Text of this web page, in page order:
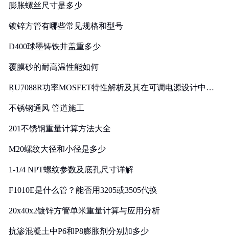
膨胀螺丝尺寸是多少
镀锌方管有哪些常见规格和型号
D400球墨铸铁井盖重多少
覆膜砂的耐高温性能如何
RU7088R功率MOSFET特性解析及其在可调电源设计中的
不锈钢通风 管道施工
201不锈钢重量计算方法大全
M20螺纹大径和小径是多少
1-1/4 NPT螺纹参数及底孔尺寸详解
F1010E是什么管？能否用3205或3505代换
20x40x2镀锌方管单米重量计算与应用分析
抗渗混凝土中P6和P8膨胀剂分别加多少